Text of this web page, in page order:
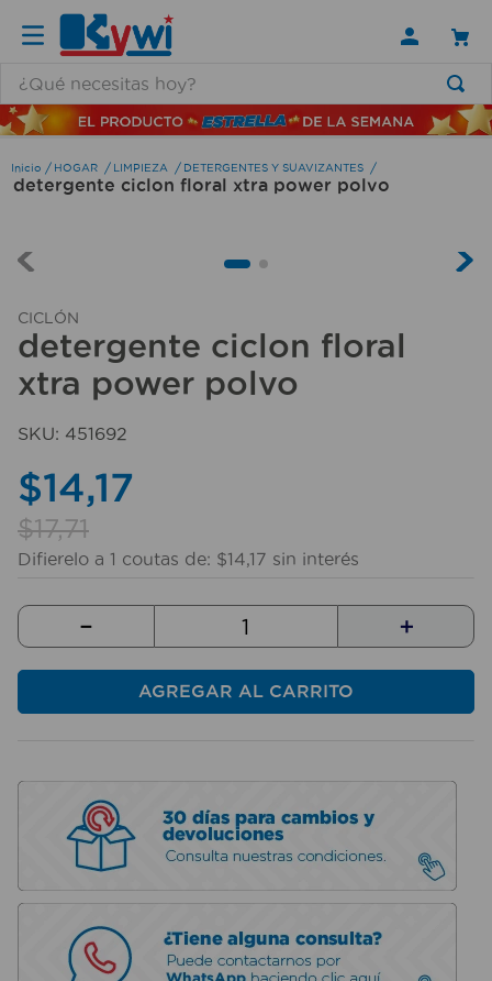
HOGAR LIMPIEZA DETERGENTES Y SUAVIZANTES
detergente ciclon floral xtra power polvo
CICLÓN
detergente ciclon floral
xtra power polvo
SKU: 451692
$14,17
$17,71
Difierelo a 1 coutas de: $14,17 sin interés
＋
－
AGREGAR AL CARRITO
TÉRMINOS MÁS BUSCADOS
1 .
lamparas
ducha
4.
5.
organizador
6.
escritorio
7.
aspiradora
8.
taladro
9.
cerradura
10. fregadero